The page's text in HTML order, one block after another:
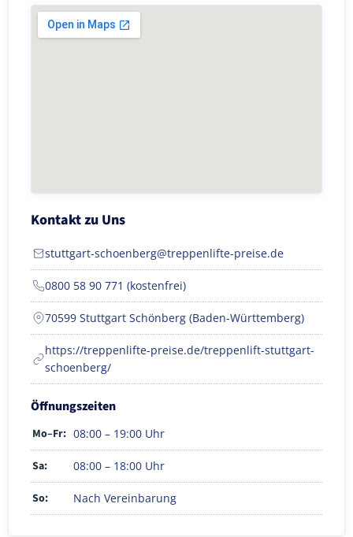
Kontakt zu Uns
stuttgart-schoenberg@treppenlifte-preise.de
0800 58 90 771 (kostenfrei)
70599 Stuttgart Schönberg (Baden-Württemberg)
https://treppenlifte-preise.de/treppenlift-stuttgart-
schoenberg/
Öffnungszeiten
Mo–Fr: 08:00 – 19:00 Uhr
Sa: 08:00 – 18:00 Uhr
So: Nach Vereinbarung